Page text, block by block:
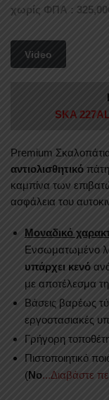
χωρίς ΦΠΑ : 325,00
Video
SKA
Premium
αντιολισθητικό
καμπίνα των
ασφάλεια του
Μοναδικό
Ενσωματωμένο
υπάρχει κενό
με αποτέλεσμα
Βάσεις βαρέως
εργοστασιακές
Γρήγορη
Πιστοποιητικό
(No...Διαβάστε